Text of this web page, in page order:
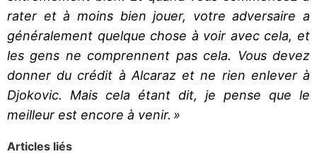
rater et à moins bien jouer, votre adversaire a
généralement quelque chose à voir avec cela, et
les gens ne comprennent pas cela. Vous devez
donner du crédit à Alcaraz et ne rien enlever à
Djokovic. Mais cela étant dit, je pense que le
meilleur est encore à venir. »
Articles liés